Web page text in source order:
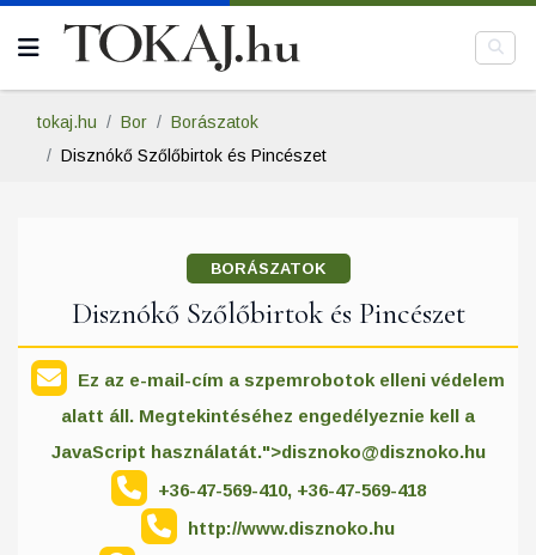
tokaj.hu Bor
Borászatok
Disznókő Szőlőbirtok és Pincészet
BORÁSZATOK
Disznókő Szőlőbirtok és Pincészet
Ez az e-mail-cím a szpemrobotok elleni védelem
alatt áll. Megtekintéséhez engedélyeznie kell a
JavaScript használatát.">disznoko@disznoko.hu
+36-47-569-410, +36-47-569-418
http://www.disznoko.hu